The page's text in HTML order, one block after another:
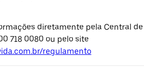
diretamente pela Central de
718 0080 ou pelo site
regulamento